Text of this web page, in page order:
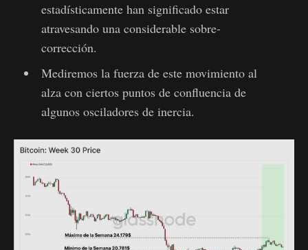
estadísticamente han significado estar
atravesando una considerable sobre-
corrección.
Mediremos la fuerza de este movimiento al
alza con ciertos puntos de confluencia de
algunos osciladores de inercia.